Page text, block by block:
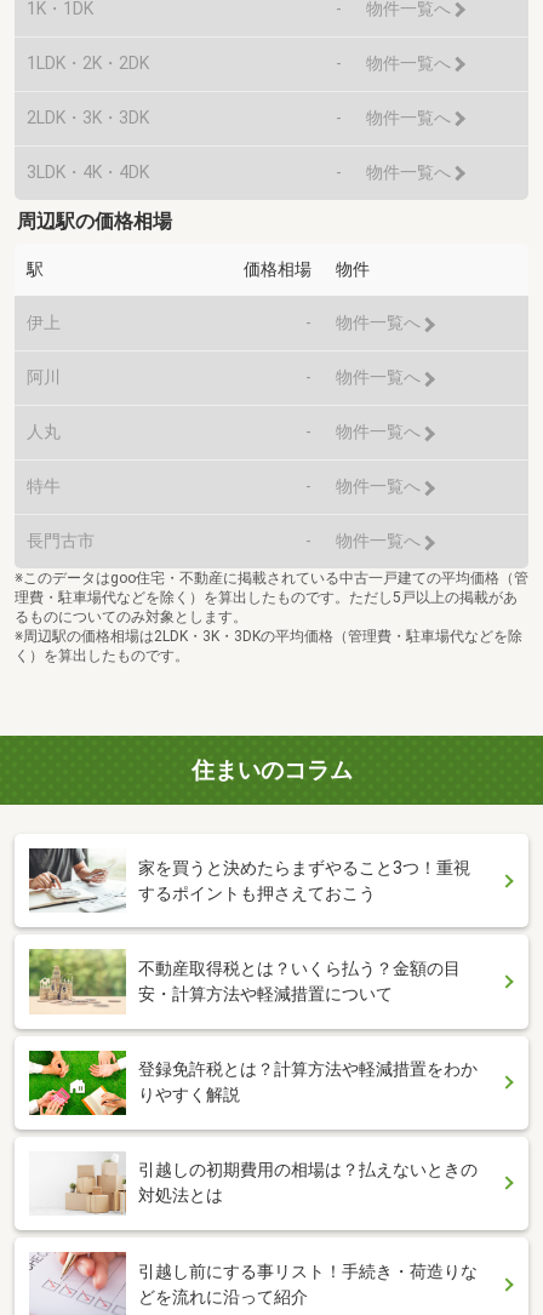
1K・1DK - 物件一覧へ
1LDK・2K・2DK - 物件一覧へ
2LDK・3K・3DK - 物件一覧へ
3LDK・4K・4DK - 物件一覧へ
周辺駅の価格相場
駅 価格相場 物件
伊上 - 物件一覧へ
阿川 - 物件一覧へ
人丸 - 物件一覧へ
特牛 - 物件一覧へ
長門古市 - 物件一覧へ
※このデータはgoo住宅・不動産に掲載されている中古一戸建ての平均価格（管
理費・駐車場代などを除く）を算出したものです。ただし5戸以上の掲載があ
るものについてのみ対象とします。
※周辺駅の価格相場は2LDK・3K・3DKの平均価格（管理費・駐車場代などを除
く）を算出したものです。
住まいのコラム
家を買うと決めたらまずやること3つ！重視
するポイントも押さえておこう
不動産取得税とは？いくら払う？金額の目
安・計算方法や軽減措置について
登録免許税とは？計算方法や軽減措置をわか
りやすく解説
引越しの初期費用の相場は？払えないときの
対処法とは
引越し前にする事リスト！手続き・荷造りな
どを流れに沿って紹介